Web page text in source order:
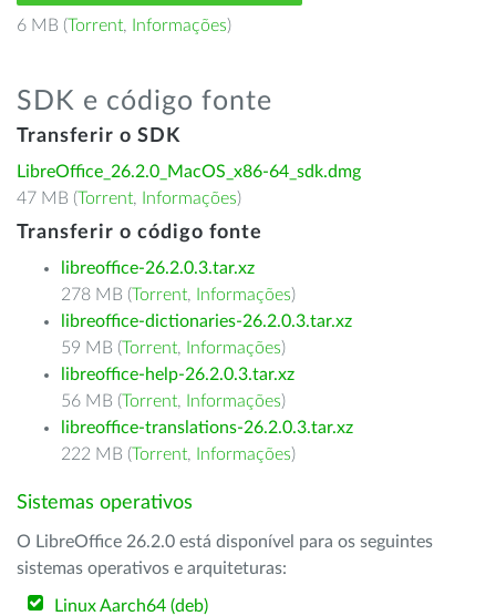
6 MB (Torrent, Informações)
SDK e código fonte
Transferir o SDK
LibreOffice_26.2.0_MacOS_x86-64_sdk.dmg
47 MB (Torrent, Informações)
Transferir o código fonte
libreoffice-26.2.0.3.tar.xz
278 MB (Torrent, Informações)
libreoffice-dictionaries-26.2.0.3.tar.xz
59 MB (Torrent, Informações)
libreoffice-help-26.2.0.3.tar.xz
56 MB (Torrent, Informações)
libreoffice-translations-26.2.0.3.tar.xz
222 MB (Torrent, Informações)
Sistemas operativos
O LibreOffice 26.2.0 está disponível para os seguintes
sistemas operativos e arquiteturas:
Linux Aarch64 (deb)